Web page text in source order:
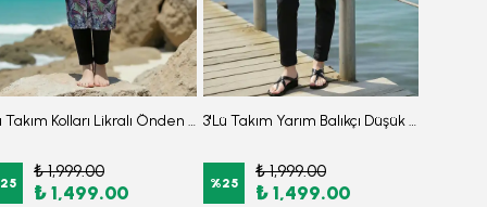
3'lü Takım Kolları Likralı Önden Fermuarlı Yırtmaçlı Maksi Burkini Tesettür Mayo D27
25
₺ 1,999.00
₺ 1,499.00
3'Lü Takım Yarım Balıkçı Düşük Omuz Yarasakol Likralı Kumaş Burkini Tesettür Mayo D7
%25
₺ 1,999.00
₺ 1,499.00